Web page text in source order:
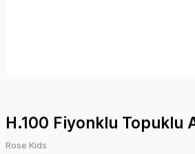
H.100 Fiyonklu Topuklu
Rose Kids